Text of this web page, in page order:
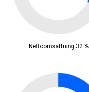
Nettoomsättning 32 %